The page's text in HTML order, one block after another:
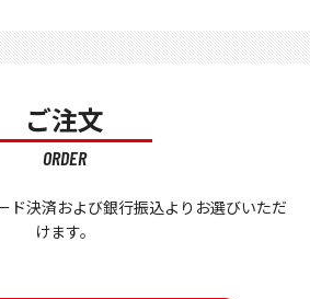
ご注文
ORDER
ド決済および銀行振込よりお選びいただ
けます。